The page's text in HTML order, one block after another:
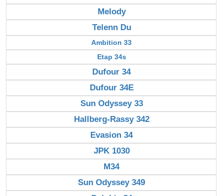
Melody
Telenn Du
Ambition 33
Etap 34s
Dufour 34
Dufour 34E
Sun Odyssey 33
Hallberg-Rassy 342
Evasion 34
JPK 1030
M34
Sun Odyssey 349